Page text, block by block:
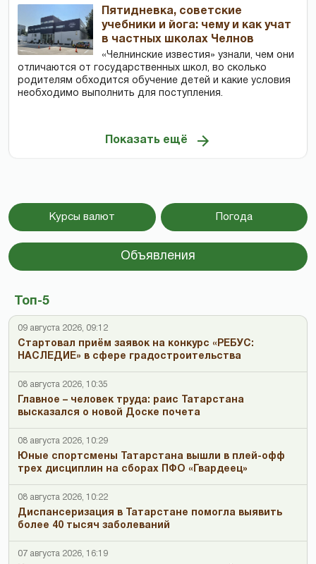
Пятидневка, советские
учебники и йога: чему и как учат
в частных школах Челнов
«Челнинские известия» узнали, чем они
отличаются от государственных школ, во сколько
родителям обходится обучение детей и какие условия
необходимо выполнить для поступления.
Показать ещё
Курсы валют Погода
Объявления
Топ-5
09 августа 2026, 09:12
Стартовал приём заявок на конкурс «РЕБУС:
НАСЛЕДИЕ» в сфере градостроительства
08 августа 2026, 10:35
Главное – человек труда: раис Татарстана
высказался о новой Доске почета
08 августа 2026, 10:29
Юные спортсмены Татарстана вышли в плей-офф
трех дисциплин на сборах ПФО «Гвардеец»
08 августа 2026, 10:22
Диспансеризация в Татарстане помогла выявить
более 40 тысяч заболеваний
07 августа 2026, 16:19